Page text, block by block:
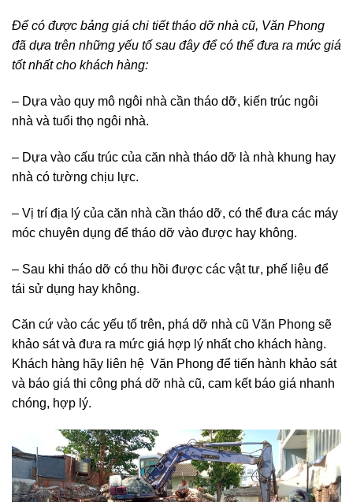
Để có được bảng giá chi tiết tháo dỡ nhà cũ, Văn Phong
đã dựa trên những yếu tố sau đây để có thể đưa ra mức giá
tốt nhất cho khách hàng:
– Dựa vào quy mô ngôi nhà cần tháo dỡ, kiến trúc ngôi
nhà và tuổi thọ ngôi nhà.
– Dựa vào cấu trúc của căn nhà tháo dỡ là nhà khung hay
nhà có tường chịu lực.
– Vị trí địa lý của căn nhà cần tháo dỡ, có thể đưa các máy
móc chuyên dụng để tháo dỡ vào được hay không.
– Sau khi tháo dỡ có thu hồi được các vật tư, phế liệu để
tái sử dụng hay không.
Căn cứ vào các yếu tố trên, phá dỡ nhà cũ Văn Phong sẽ
khảo sát và đưa ra mức giá hợp lý nhất cho khách hàng.
Khách hàng hãy liên hệ Văn Phong để tiến hành khảo sát
và báo giá thi công phá dỡ nhà cũ, cam kết báo giá nhanh
chóng, hợp lý.